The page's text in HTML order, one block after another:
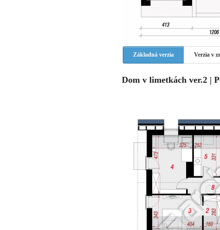
Základná verzia Verzia v
Dom v limetkách ver.2 |